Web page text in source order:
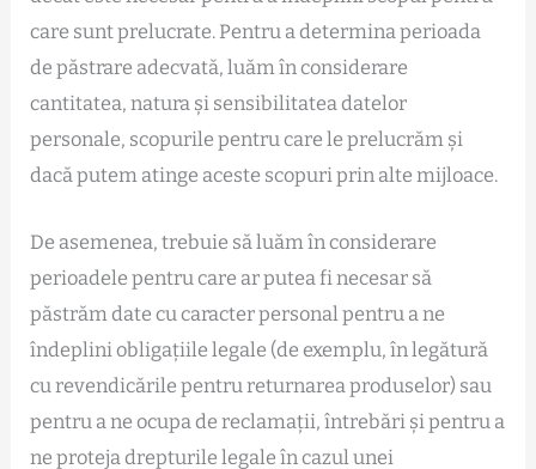
care sunt prelucrate. Pentru a determina perioada
de păstrare adecvată, luăm în considerare
cantitatea, natura și sensibilitatea datelor
personale, scopurile pentru care le prelucrăm și
dacă putem atinge aceste scopuri prin alte mijloace.
De asemenea, trebuie să luăm în considerare
perioadele pentru care ar putea fi necesar să
păstrăm date cu caracter personal pentru a ne
îndeplini obligațiile legale (de exemplu, în legătură
cu revendicările pentru returnarea produselor) sau
pentru a ne ocupa de reclamații, întrebări și pentru a
ne proteja drepturile legale în cazul unei